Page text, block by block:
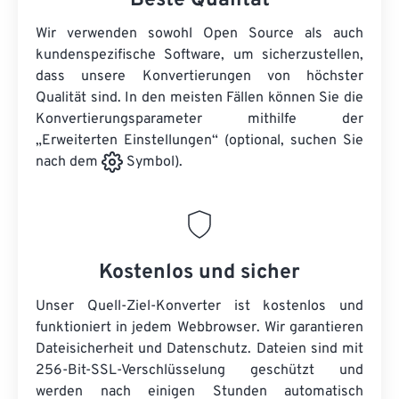
Wir verwenden sowohl Open Source als auch
kundenspezifische Software, um sicherzustellen,
dass unsere Konvertierungen von höchster
Qualität sind. In den meisten Fällen können Sie die
Konvertierungsparameter mithilfe der
„Erweiterten Einstellungen“ (optional, suchen Sie
nach dem
Symbol).
Kostenlos und sicher
Unser Quell-Ziel-Konverter ist kostenlos und
funktioniert in jedem Webbrowser. Wir garantieren
Dateisicherheit und Datenschutz. Dateien sind mit
256-Bit-SSL-Verschlüsselung geschützt und
werden nach einigen Stunden automatisch